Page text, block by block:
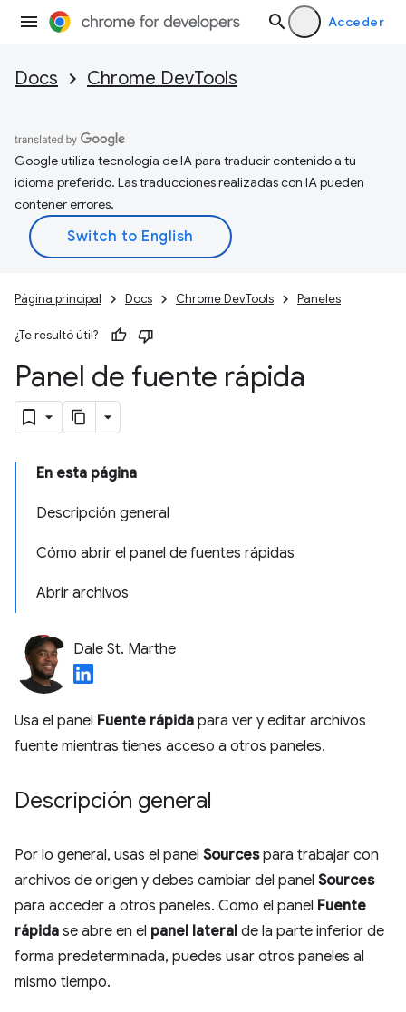
Acceder
Docs Chrome DevTools
Google utiliza tecnología de IA para traducir contenido a tu
idioma preferido. Las traducciones realizadas con IA pueden
contener errores.
Página principal Docs Chrome DevTools Paneles
¿Te resultó útil?
Panel de fuente rápida
En esta página
Descripción general
Cómo abrir el panel de fuentes rápidas
Abrir archivos
Dale St. Marthe
Usa el panel Fuente rápida para ver y editar archivos
fuente mientras tienes acceso a otros paneles.
Descripción general
Por lo general, usas el panel Sourcespara trabajar con
archivos de origen y debes cambiar del panel Sources
para acceder a otros paneles. Como el panel Fuente
rápida se abre en el panel lateral de la parte inferior de
forma predeterminada, puedes usar otros paneles al
mismo tiempo.